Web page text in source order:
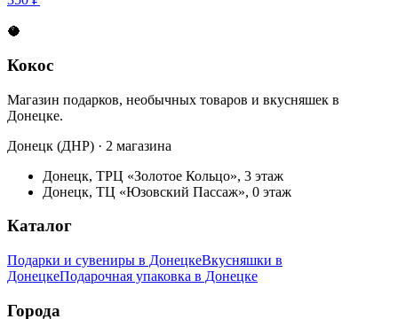
🥥
Кокос
Магазин подарков, необычных товаров и вкусняшек в
Донецке.
Донецк (ДНР) · 2 магазина
Донецк, ТРЦ «Золотое Кольцо», 3 этаж
Донецк, ТЦ «Юзовский Пассаж», 0 этаж
Каталог
Подарки и сувениры в ДонецкеВкусняшки в
ДонецкеПодарочная упаковка в Донецке
Города